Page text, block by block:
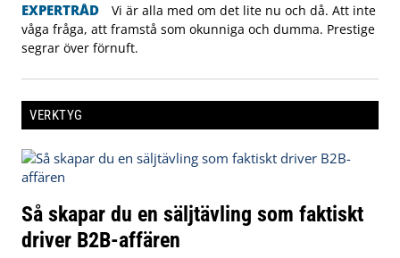
EXPERTRÅD
Vi är alla med om det lite nu och då. Att inte
våga fråga, att framstå som okunniga och dumma. Prestige
segrar över förnuft.
VERKTYG
Så skapar du en säljtävling som faktiskt
driver B2B-affären